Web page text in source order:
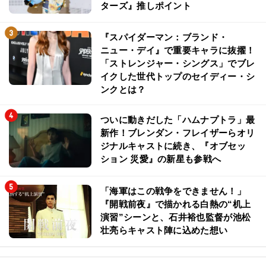
ターズ』推しポイント
『スパイダーマン：ブランド・
ニュー・デイ』で重要キャラに抜擢！
「ストレンジャー・シングス」でブレ
イクした世代トップのセイディー・シ
ンクとは？
ついに動きだした「ハムナプトラ」最
新作！ブレンダン・フレイザーらオリ
ジナルキャストに続き、『オブセッ
ション 災愛』の新星も参戦へ
「海軍はこの戦争をできません！」
『開戦前夜』で描かれる白熱の“机上
演習”シーンと、石井裕也監督が池松
壮亮らキャスト陣に込めた想い